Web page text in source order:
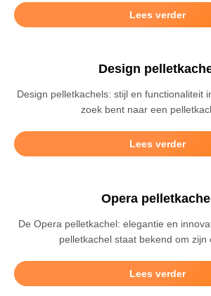
Lees verder
Design
Design pelletkachels: stijl en functionaliteit
zoek bent naar een
Lees verder
Opera pelletkachel
De Opera pelletkachel: elegantie en
pelletkachel staat bekend om zijn
Lees verder